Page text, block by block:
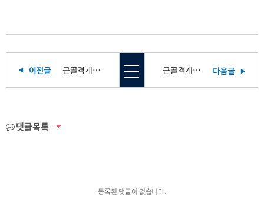
근골격계유해요인조사] 와이케이스틸 주식회사 근골격계유해요인조사] 여수광양항만공사
댓글목록
등록된 댓글이 없습니다.